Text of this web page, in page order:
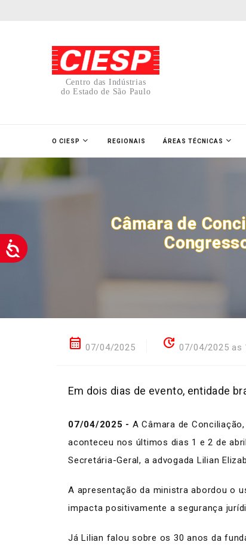
Centro das Indústrias
do Estado de São Paulo
O CIESP REGIONAIS ÁREAS TÉCNICAS
Câmara de
calendar_month 07/04/2025 update 07/04/2025 as
Em dois dias de evento, entidade
07/04/2025 - A Câmara de
aconteceu nos últimos dias 1 e 2 de
Secretária-Geral, a advogada Lilian
A apresentação da ministra abordou o
impacta positivamente a segurança
Já Lilian falou sobre os 30 anos da